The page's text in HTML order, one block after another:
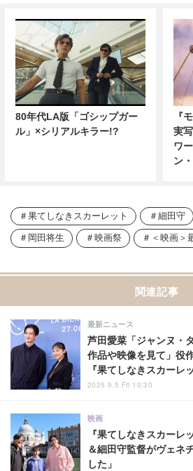
80年代LA版「ゴシップガー
ル」×シリアルキラー!?
『
実
ワ
ン
果てしなきスカーレット 細田守
岡田将生 映画祭 ＜映画＞
関連記事
芦田愛菜「ジャンヌ・
作品や映像を見て」役
『果てしなきスカーレ
最新ニュース
2025.9.5 Fri 10:30
『果てしなきスカーレ
＆細田守監督がヴェネ
した」
映画